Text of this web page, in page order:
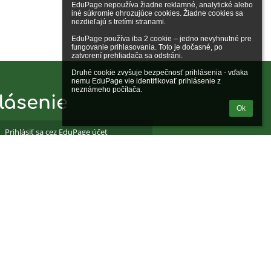
EduPage nepoužíva žiadne reklamné, analytické alebo
iné súkromie ohrozujúce cookies. Žiadne cookies sa
nezdieľajú s tretími stranami.
EduPage používa iba 2 cookie – jedno nevyhnutné pre
fungovanie prihlasovania. Toto je dočasné, po
zatvorení prehliadača sa odstráni.
Druhé cookie zvyšuje bezpečnosť prihlásenia - vďaka
nemu EduPage vie identifikovať prihlásenie z
neznámeho počítača.
Ok
Prihlásiť sa cez EduPage účet